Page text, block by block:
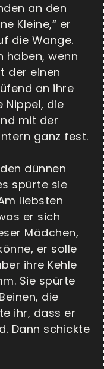
an den
Kleine,“ er
die Wange.
haben, wenn
der einen
an ihre
Nippel, die
mit der
ganz fest.
dünnen
spürte sie
liebsten
er sich
Mädchen,
er solle
ihre Kehle
Sie spürte
die
ihr, dass er
Dann schickte